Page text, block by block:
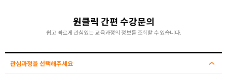
원클릭 간편 수강문의
쉽고 빠르게 관심있는 교육과정의 정보를 조회할 수 있습니다.
관심과정을 선택해주세요